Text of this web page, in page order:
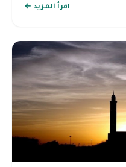
اقرأ المزيد ←